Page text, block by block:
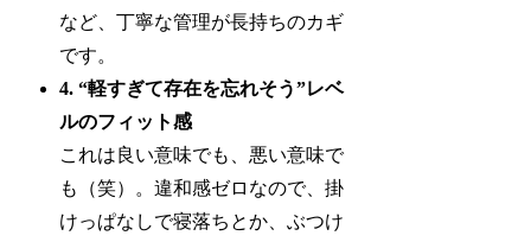
など、丁寧な管理が長持ちのカギ
です。
4. “軽すぎて存在を忘れそう”レベ
ルのフィット感
これは良い意味でも、悪い意味で
も（笑）。違和感ゼロなので、掛
けっぱなしで寝落ちとか、ぶつけ